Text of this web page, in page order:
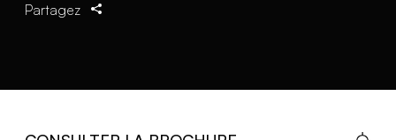
Partagez